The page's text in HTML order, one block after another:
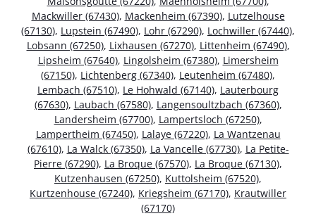
Mackwiller (67430), Mackenheim (67390), Lutzelhouse
(67130), Lupstein (67490), Lohr (67290), Lochwiller (67440),
Lobsann (67250), Lixhausen (67270), Littenheim (67490),
Lipsheim (67640), Lingolsheim (67380), Limersheim
(67150), Lichtenberg (67340), Leutenheim (67480),
Lembach (67510), Le Hohwald (67140), Lauterbourg
(67630), Laubach (67580), Langensoultzbach (67360),
Landersheim (67700), Lampertsloch (67250),
Lampertheim (67450), Lalaye (67220), La Wantzenau
(67610), La Walck (67350), La Vancelle (67730), La Petite-
Pierre (67290), La Broque (67570), La Broque (67130),
Kutzenhausen (67250), Kuttolsheim (67520),
Kurtzenhouse (67240), Kriegsheim (67170), Krautwiller
(67170)